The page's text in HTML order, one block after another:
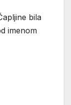
bila
imenom